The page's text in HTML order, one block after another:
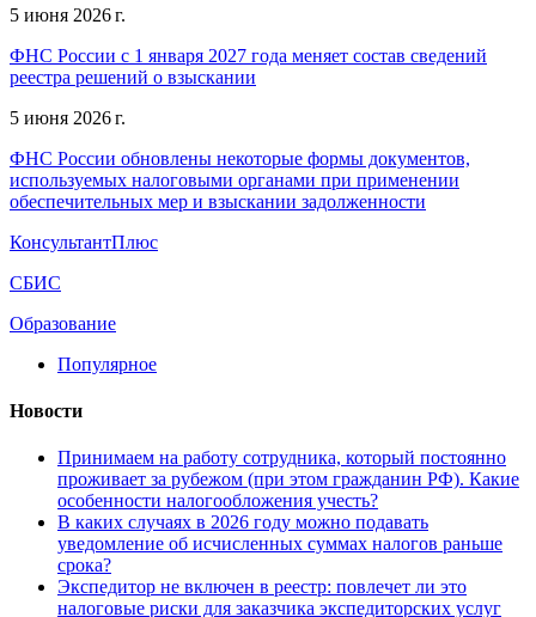
5 июня 2026 г.
ФНС России с 1 января 2027 года меняет состав сведений
реестра решений о взыскании
5 июня 2026 г.
ФНС России обновлены некоторые формы документов,
используемых налоговыми органами при применении
обеспечительных мер и взыскании задолженности
КонсультантПлюс
СБИС
Образование
Популярное
Новости
Принимаем на работу сотрудника, который постоянно
проживает за рубежом (при этом гражданин РФ). Какие
особенности налогообложения учесть?
В каких случаях в 2026 году можно подавать
уведомление об исчисленных суммах налогов раньше
срока?
Экспедитор не включен в реестр: повлечет ли это
налоговые риски для заказчика экспедиторских услуг